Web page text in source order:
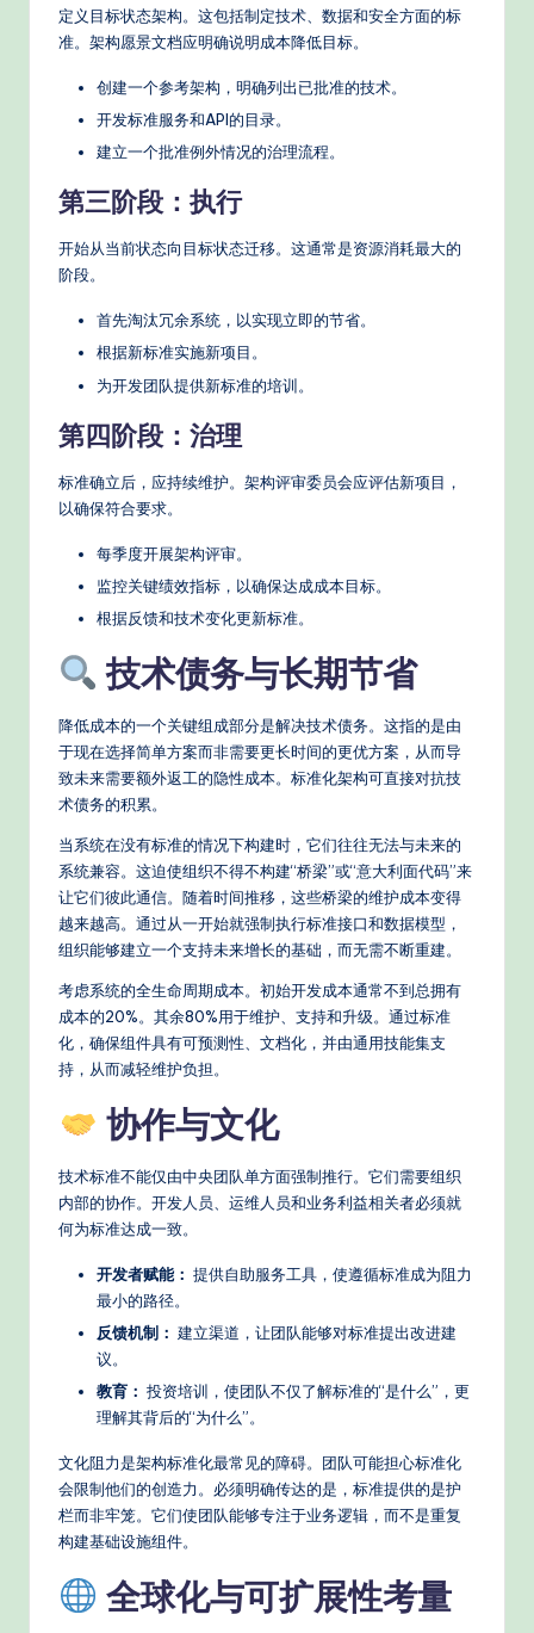
定义目标状态架构。这包括制定技术、数据和安全方面的标
准。架构愿景文档应明确说明成本降低目标。
创建一个参考架构，明确列出已批准的技术。
开发标准服务和API的目录。
建立一个批准例外情况的治理流程。
第三阶段：执行
开始从当前状态向目标状态迁移。这通常是资源消耗最大的
阶段。
首先淘汰冗余系统，以实现立即的节省。
根据新标准实施新项目。
为开发团队提供新标准的培训。
第四阶段：治理
标准确立后，应持续维护。架构评审委员会应评估新项目，
以确保符合要求。
每季度开展架构评审。
监控关键绩效指标，以确保达成成本目标。
根据反馈和技术变化更新标准。
技术债务与长期节省
降低成本的一个关键组成部分是解决技术债务。这指的是由
于现在选择简单方案而非需要更长时间的更优方案，从而导
致未来需要额外返工的隐性成本。标准化架构可直接对抗技
术债务的积累。
当系统在没有标准的情况下构建时，它们往往无法与未来的
系统兼容。这迫使组织不得不构建“桥梁”或“意大利面代码”来
让它们彼此通信。随着时间推移，这些桥梁的维护成本变得
越来越高。通过从一开始就强制执行标准接口和数据模型，
组织能够建立一个支持未来增长的基础，而无需不断重建。
考虑系统的全生命周期成本。初始开发成本通常不到总拥有
成本的20%。其余80%用于维护、支持和升级。通过标准
化，确保组件具有可预测性、文档化，并由通用技能集支
持，从而减轻维护负担。
协作与文化
技术标准不能仅由中央团队单方面强制推行。它们需要组织
内部的协作。开发人员、运维人员和业务利益相关者必须就
何为标准达成一致。
开发者赋能： 提供自助服务工具，使遵循标准成为阻力
最小的路径。
反馈机制： 建立渠道，让团队能够对标准提出改进建
议。
教育： 投资培训，使团队不仅了解标准的“是什么”，更
理解其背后的“为什么”。
文化阻力是架构标准化最常见的障碍。团队可能担心标准化
会限制他们的创造力。必须明确传达的是，标准提供的是护
栏而非牢笼。它们使团队能够专注于业务逻辑，而不是重复
构建基础设施组件。
全球化与可扩展性考量